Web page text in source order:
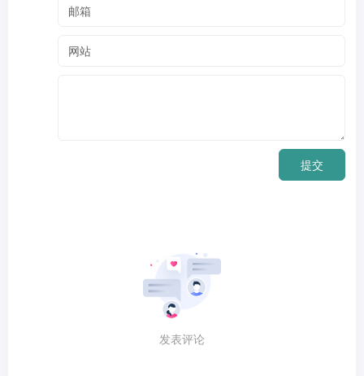
提交
发表评论